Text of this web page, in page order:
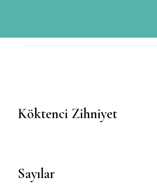
Köktenci Zihniyet
Sayılar